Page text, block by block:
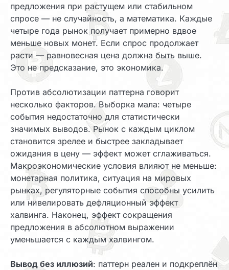
предложения при растущем или стабильном
спросе — не случайность, а математика. Каждые
четыре года рынок получает примерно вдвое
меньше новых монет. Если спрос продолжает
расти — равновесная цена должна быть выше.
Это не предсказание, это экономика.
Против абсолютизации паттерна говорит
несколько факторов. Выборка мала: четыре
события недостаточно для статистически
значимых выводов. Рынок с каждым циклом
становится зрелее и быстрее закладывает
ожидания в цену — эффект может сглаживаться.
Макроэкономические условия влияют не меньше:
монетарная политика, ситуация на мировых
рынках, регуляторные события способны усилить
или нивелировать дефляционный эффект
халвинга. Наконец, эффект сокращения
предложения в абсолютном выражении
уменьшается с каждым халвингом.
Вывод без иллюзий: паттерн реален и подкреплён